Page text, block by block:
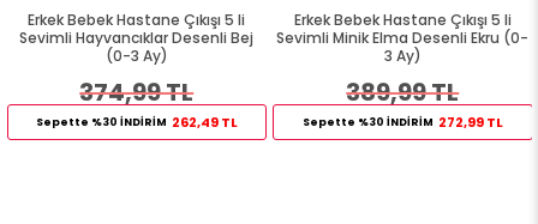
Erkek Bebek Hastane Çıkışı 5 li
Sevimli Hayvancıklar Desenli Bej
(0-3 Ay)
374,99 TL
Sepette %30 İNDİRİM 262,49 TL
Erkek Bebek Hastane Çıkışı 5 li
Sevimli Minik Elma Desenli Ekru (0-
3 Ay)
389,99 TL
Sepette %30 İNDİRİM 272,99 TL